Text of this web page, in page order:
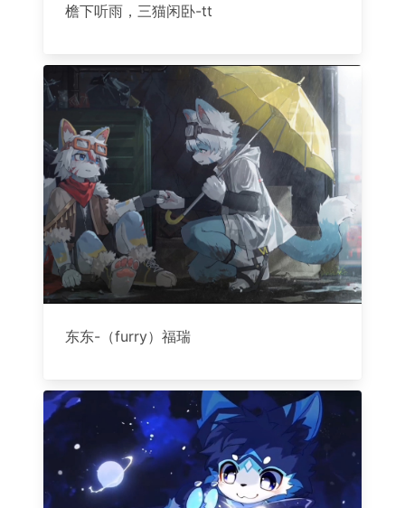
檐下听雨，三猫闲卧-tt
东东-（furry）福瑞